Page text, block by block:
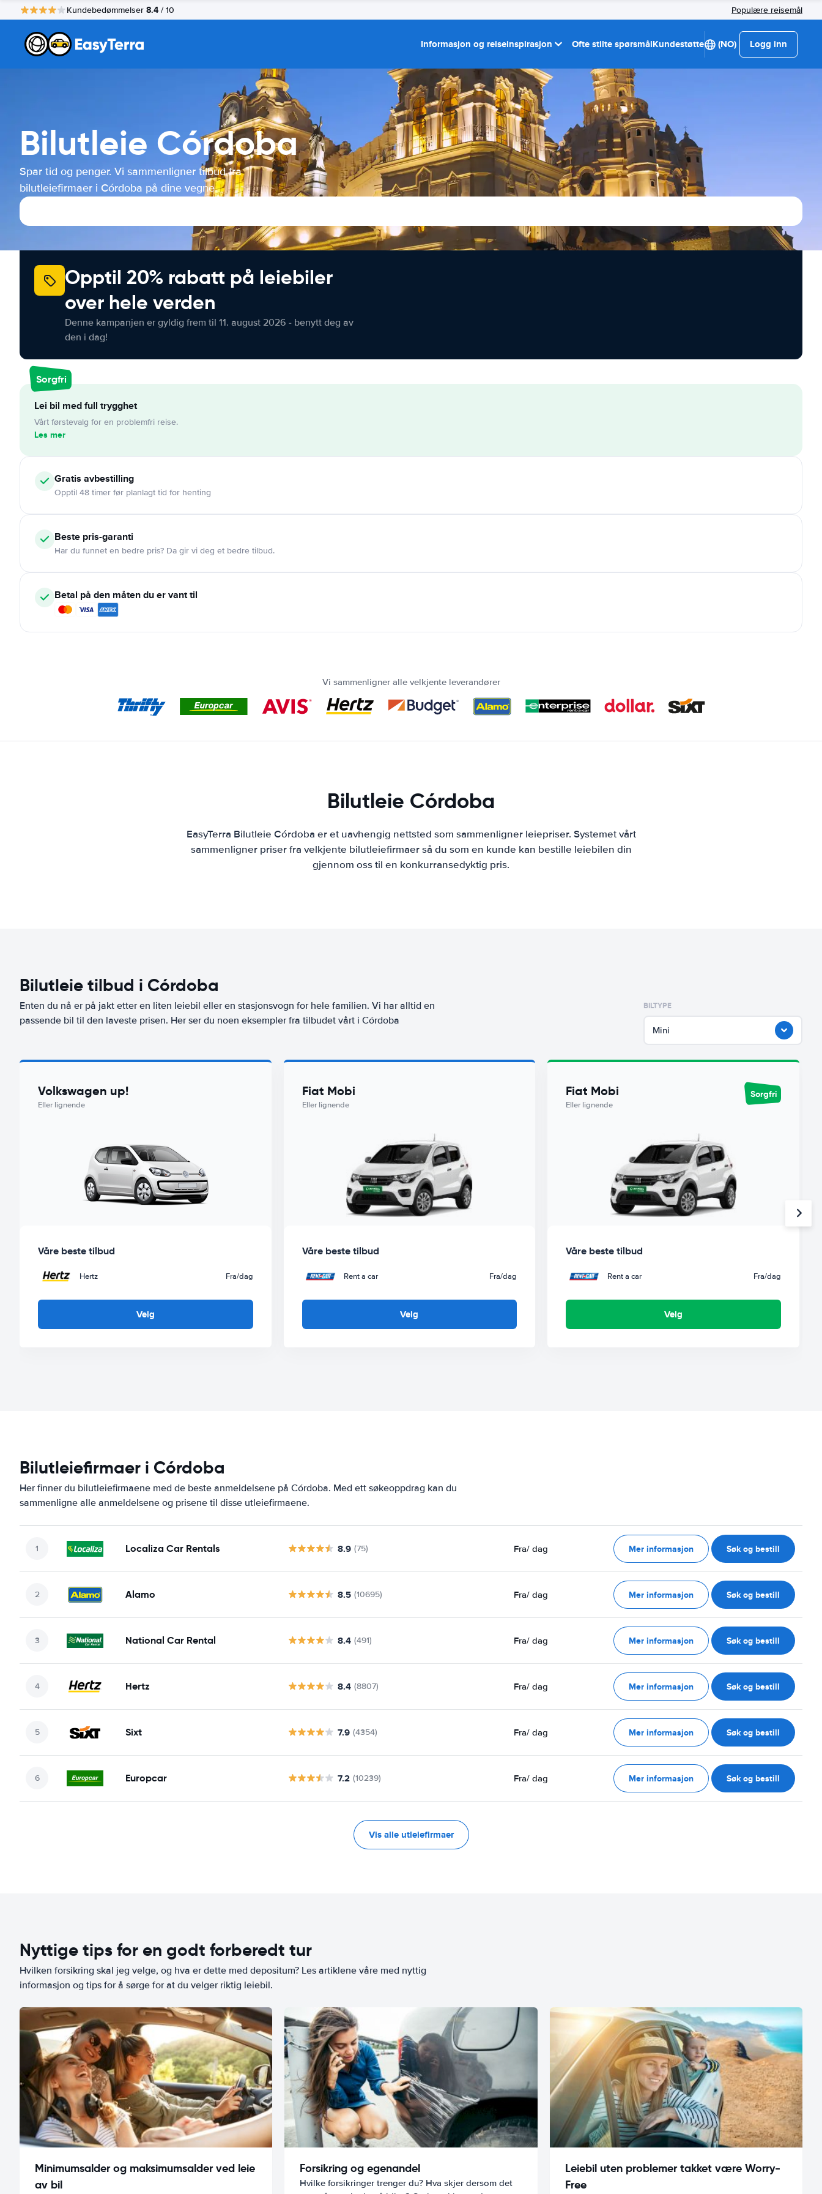
Kundebedømmelser 8.4 / 10 Populære reisemål
Informasjon og reiseinspirasjon Ofte stilte spørsmålKundestøtte (NO) Logg inn
Bilutleie Córdoba
Spar tid og penger. Vi sammenligner tilbud fra
bilutleiefirmaer i Córdoba på dine vegne.
Opptil 20% rabatt på leiebiler
over hele verden
Denne kampanjen er gyldig frem til 11. august 2026 - benytt deg av
den i dag!
Sorgfri
Lei bil med full trygghet
Vårt førstevalg for en problemfri reise.
Les mer
Gratis avbestilling
Opptil 48 timer før planlagt tid for henting
Beste pris-garanti
Har du funnet en bedre pris? Da gir vi deg et bedre tilbud.
Betal på den måten du er vant til
Vi sammenligner alle velkjente leverandører
Bilutleie Córdoba
EasyTerra Bilutleie Córdoba er et uavhengig nettsted som sammenligner leiepriser. Systemet vårt
sammenligner priser fra velkjente bilutleiefirmaer så du som en kunde kan bestille leiebilen din
gjennom oss til en konkurransedyktig pris.
Bilutleie tilbud i Córdoba
Enten du nå er på jakt etter en liten leiebil eller en stasjonsvogn for hele familien. Vi har alltid en
passende bil til den laveste prisen. Her ser du noen eksempler fra tilbudet vårt i Córdoba
BILTYPE
Mini
Volkswagen up!
Eller lignende
Våre beste tilbud
Hertz Fra/dag
Velg
Fiat Mobi
Eller lignende
Våre beste tilbud
Rent a car Fra/dag
Velg
Fiat Mobi
Eller lignende
Sorgfri
Våre beste tilbud
Rent a car Fra/dag
Velg
Bilutleiefirmaer i Córdoba
Her finner du bilutleiefirmaene med de beste anmeldelsene på Córdoba. Med ett søkeoppdrag kan du
sammenligne alle anmeldelsene og prisene til disse utleiefirmaene.
Localiza Car Rentals 8.9 (75) Fra/ dag Mer informasjon Søk og bestill
Alamo 8.5 (10695) Fra/ dag Mer informasjon Søk og bestill
National Car Rental 8.4 (491) Fra/ dag Mer informasjon Søk og bestill
Hertz 8.4 (8807) Fra/ dag Mer informasjon Søk og bestill
Sixt 7.9 (4354) Fra/ dag Mer informasjon Søk og bestill
Europcar 7.2 (10239) Fra/ dag Mer informasjon Søk og bestill
Vis alle utleiefirmaer
Nyttige tips for en godt forberedt tur
Hvilken forsikring skal jeg velge, og hva er dette med depositum? Les artiklene våre med nyttig
informasjon og tips for å sørge for at du velger riktig leiebil.
Minimumsalder og maksimumsalder ved leie
av bil
Forsikring og egenandel
Hvilke forsikringer trenger du? Hva skjer dersom det
Leiebil uten problemer takket være Worry-
Free